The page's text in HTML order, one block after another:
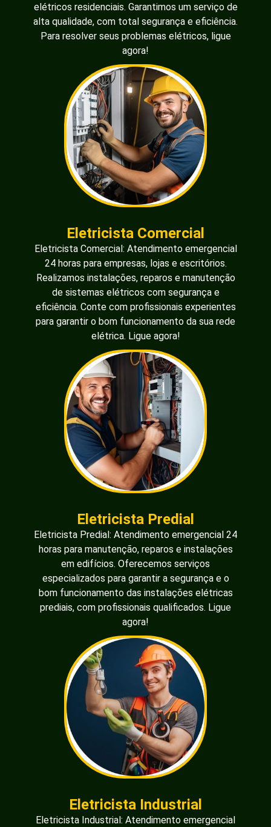
elétricos residenciais. Garantimos um serviço de
alta qualidade, com total segurança e eficiência.
Para resolver seus problemas elétricos, ligue
agora!
Eletricista Comercial
Eletricista Comercial: Atendimento emergencial
24 horas para empresas, lojas e escritórios.
Realizamos instalações, reparos e manutenção
de sistemas elétricos com segurança e
eficiência. Conte com profissionais experientes
para garantir o bom funcionamento da sua rede
elétrica. Ligue agora!
Eletricista Predial
Eletricista Predial: Atendimento emergencial 24
horas para manutenção, reparos e instalações
em edifícios. Oferecemos serviços
especializados para garantir a segurança e o
bom funcionamento das instalações elétricas
prediais, com profissionais qualificados. Ligue
agora!
Eletricista Industrial
Eletricista Industrial: Atendimento emergencial